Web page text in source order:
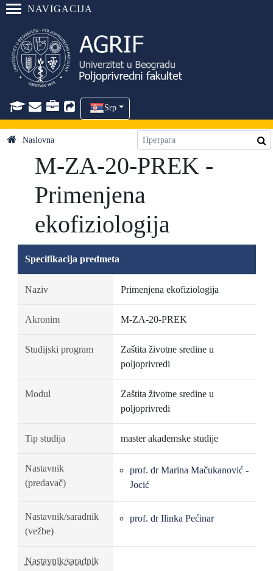
NAVIGACIJA
Srp
Naslovna
M-ZA-20-PREK -
Primenjena
ekofiziologija
Specifikacija predmeta
Naziv Primenjena ekofiziologija
Akronim M-ZA-20-PREK
Studijski program
Zaštita životne sredine u
poljoprivredi
Modul
Zaštita životne sredine u
poljoprivredi
Tip studija master akademske studije
Nastavnik
(predavač)
prof. dr Marina Mačukanović -
Jocić
Nastavnik/saradnik
(vežbe)
prof. dr Ilinka Pećinar
Nastavnik/saradnik